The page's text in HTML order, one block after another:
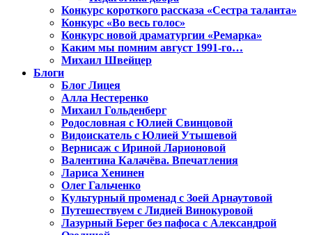
Конкурс короткого рассказа «Сестра таланта»
Конкурс «Во весь голос»
Конкурс новой драматургии «Ремарка»
Каким мы помним август 1991-го…
Михаил Швейцер
Блоги
Блог Лицея
Алла Нестеренко
Михаил Гольденберг
Родословная с Юлией Свинцовой
Видоискатель с Юлией Утышевой
Вернисаж с Ириной Ларионовой
Валентина Калачёва. Впечатления
Лариса Хенинен
Олег Гальченко
Культурный променад с Зоей Арнаутовой
Путешествуем с Лидией Винокуровой
Лазурный Берег без пафоса с Александрой